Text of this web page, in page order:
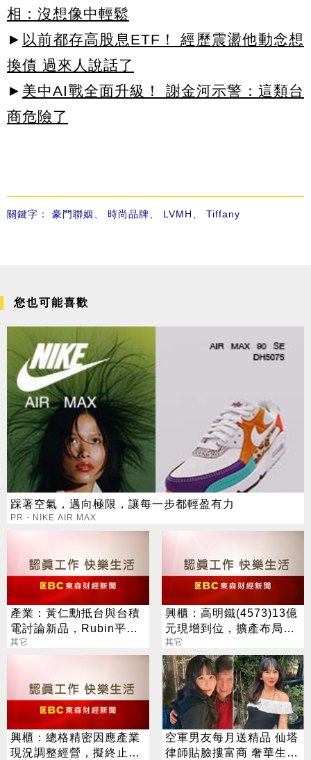
相：沒想像中輕鬆
► 以前都存高股息ETF！ 經歷震盪他動念想
換債 過來人說話了
► 美中AI戰全面升級！ 謝金河示警：這類台
商危險了
關鍵字： 豪門聯姻 時尚品牌 LVMH Tiffany
您也可能喜歡
踩著空氣，邁向極限，讓每一步都輕盈有力
PR・NIKE AIR MAX
產業：黃仁勳抵台與台積
電討論新品，Rubin平台
啟動，半導體供應鏈明年
其它
興櫃：高明鐵(4573)13億
元現增到位，擴產布局AI
高速光互連量產商機
其它
興櫃：總格精密因應產業
現況調整經營，擬終止興
空軍男友每月送精品 仙塔
律師貼臉摟富商 奢華生活